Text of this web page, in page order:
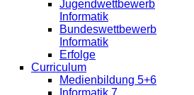
Jugendwettbewerb
Informatik
Bundeswettbewerb
Informatik
Erfolge
Curriculum
Medienbildung 5+6
Informatik 7